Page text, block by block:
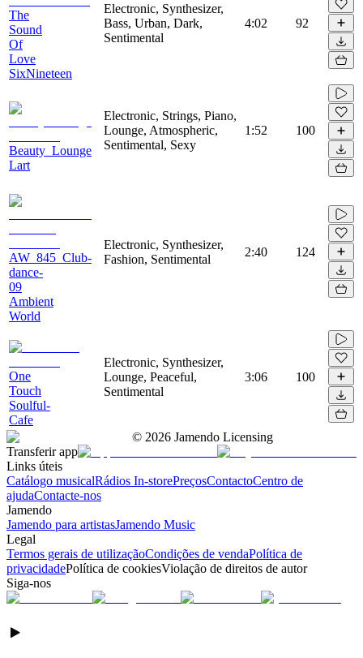
The
Sound
Of
Love
SixNineteen
Electronic, Synthesizer,
Bass, Urban, Dark,
Sentimental
4:02 92
Beauty_Lounge
Lart
Electronic, Strings, Piano,
Lounge, Atmospheric,
Sentimental, Sexy
1:52 100
AW_845_Club-
dance-
09
Ambient
World
Electronic, Synthesizer,
Fashion, Sentimental
2:40 124
One
Touch
Soulful-
Cafe
Electronic, Synthesizer,
Lounge, Peaceful,
Sentimental
3:06 100
© 2026 Jamendo Licensing
Transferir app
Links úteis
Catálogo musicalRádios In-storePreçosContactoCentro de
ajudaContacte-nos
Jamendo
Jamendo para artistasJamendo Music
Legal
Termos gerais de utilizaçãoCondições de vendaPolítica de
privacidadePolítica de cookiesViolação de direitos de autor
Siga-nos